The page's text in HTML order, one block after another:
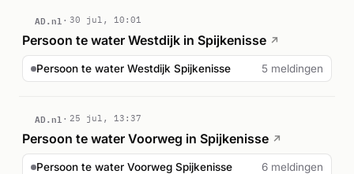
AD.nl 30 jul, 10:01
Persoon te water Westdijk in Spijkenisse ↗
Persoon te water Westdijk Spijkenisse 5 meldingen
AD.nl 25 jul, 13:37
Persoon te water Voorweg in Spijkenisse ↗
Persoon te water Voorweg Spijkenisse 6 meldingen